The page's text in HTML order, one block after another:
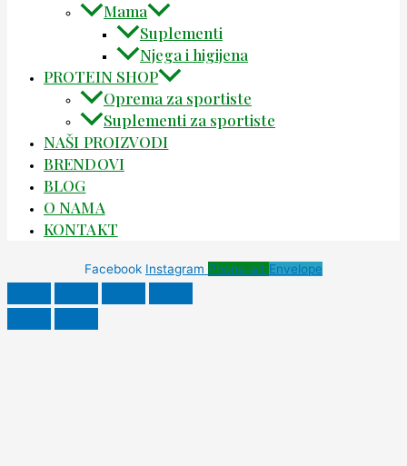
Mama
Suplementi
Njega i higijena
PROTEIN SHOP
Oprema za sportiste
Suplementi za sportiste
NAŠI PROIZVODI
BRENDOVI
BLOG
O NAMA
KONTAKT
Facebook Instagram Phone-alt Envelope